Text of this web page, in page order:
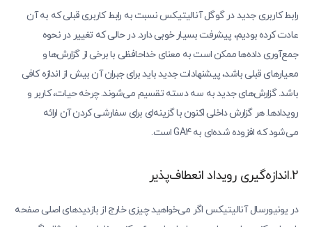
رابط کاربری جدید در گوگل آنالیتیکس نسبت به رابط کاربری قبلی که به آن
عادت کرده بودیم، پیشرفت بسیار خوبی دارد. در حالی که تغییر در نحوه
جمع‌آوری داده‌ها ممکن است به معنای خداحافظی با برخی از گزارش‌ها و
معیارهای قبلی باشد، پیشنهادات جدید باید برای جبران آن بیش از اندازه کافی
باشد. گزارش‌های جدید به سه دسته تقسیم می‌شوند. چرخه حیات، کاربر و
رویدادها. هر گزارش داخلی اکنون با گزینه‌ای برای سفارشی کردن آن ارائه
می‌شود که افزوده شده‌ای به GA4 است.
2.اندازه‌گیری رویداد انعطاف‌پذیر
در یونیورسال آنالیتیکس اگر می‌خواهید چیزی خارج از بازدیدهای اصلی صفحه